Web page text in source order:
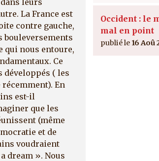
La France est
contre gauche,
bouleversements
qui nous entoure,
Ce
développés ( les
En
est-il
que les
(même
et de
voudraient
dream ». Nous
Occident : le
mal en point
16 Aoû